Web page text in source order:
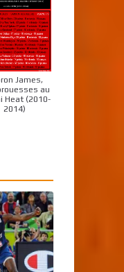
James,
au
Heat (2010-
2014)